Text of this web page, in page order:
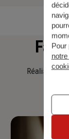
Réalisez
Pour